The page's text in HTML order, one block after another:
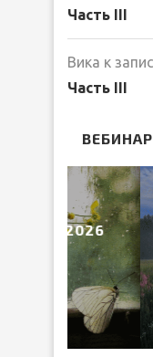
Часть III
Вика к
Часть III